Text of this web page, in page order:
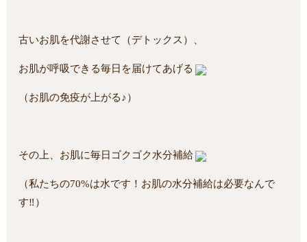
古いお肌を代謝させて（デトックス）、
お肌が呼吸できる毎日を届けてあげる
（お肌の免疫が上がる♪）
その上、お肌に毎日ゴクゴク水分補給
（私たちの70%は水です！お肌の水分補給は必要なんで
す‼）